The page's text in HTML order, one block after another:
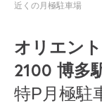
近くの月極駐車場
オリエン
2100 博多
特P月極駐